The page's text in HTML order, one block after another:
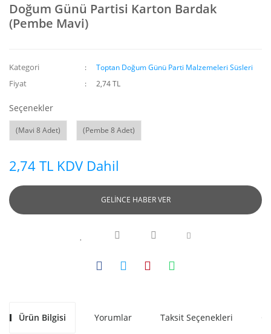
Doğum Günü Partisi Karton Bardak
(Pembe Mavi)
Kategori Toptan Doğum Günü Parti Malzemeleri Süsleri
Fiyat 2,74 TL
Seçenekler
(Mavi 8 Adet) (Pembe 8 Adet)
2,74 TL KDV Dahil
GELİNCE HABER VER
Ürün Bilgisi Yorumlar Taksit Seçenekleri